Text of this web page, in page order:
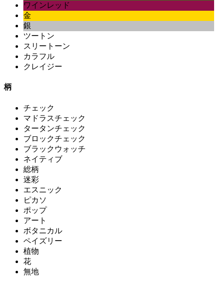
ワインレッド
金
銀
ツートン
スリートーン
カラフル
クレイジー
柄
チェック
マドラスチェック
タータンチェック
ブロックチェック
ブラックウォッチ
ネイティブ
総柄
迷彩
エスニック
ピカソ
ポップ
アート
ボタニカル
ペイズリー
植物
花
無地